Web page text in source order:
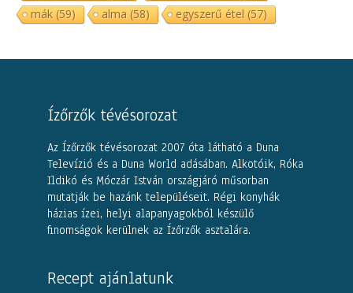
mák(59) alma (58) egyszerű étel (57)
Ízőrzők tévésorozat
Az Ízőrzők tévésorozat 2007 óta látható a Duna
Televízió és a Duna World adásában. Alkotóik, Róka
Ildikó és Móczár István országjáró műsorban
mutatják be hazánk településeit. Régi konyhák
házias ízei, helyi alapanyagokból készülő
finomságok kerülnek az Ízőrzők asztalára.
Recept ajánlatunk